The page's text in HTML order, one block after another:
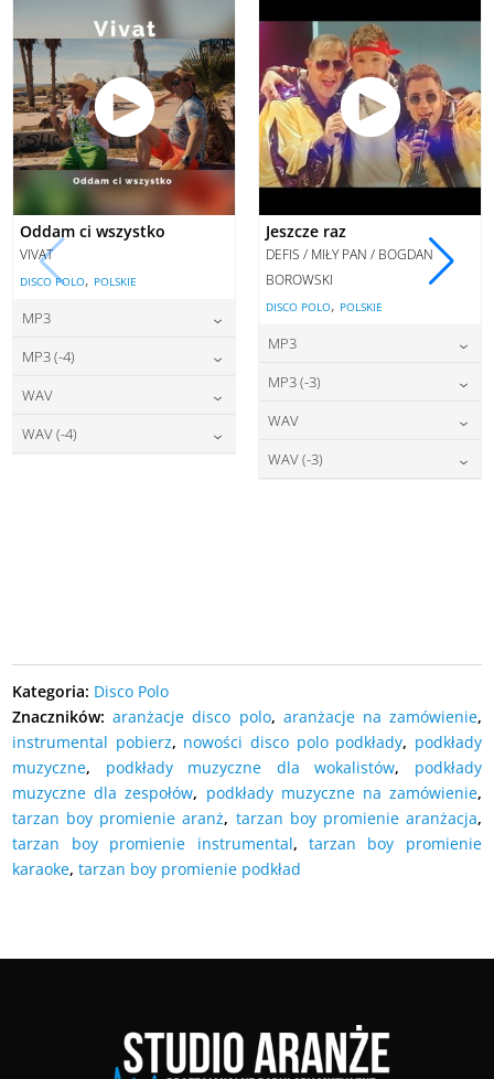
Oddam ci wszystko
VIVAT
DISCO POLO, POLSKIE
MP3
cena:
DODAJ DO KOSZYKA
MP3 (-4)
DODAJ DO KOSZYKA
WAV
cena:
WAV (-4)
Jeszcze raz
DEFIS / MIŁY PAN / BOGDAN
BOROWSKI
DISCO POLO, POLSKIE
MP3
cena:
DODAJ DO KOSZYKA
MP3 (-3)
DODAJ DO KOSZYKA
WAV
cena:
WAV (-3)
Kategoria: Disco Polo
Znaczników:aranżacje disco polo, aranżacje na zamówienie,
instrumental pobierz, nowości disco polo podkłady, podkłady
muzyczne, podkłady muzyczne dla wokalistów, podkłady
muzyczne dla zespołów, podkłady muzyczne na zamówienie,
tarzan boy promienie aranż, tarzan boy promienie aranżacja,
tarzan boy promienie instrumental, tarzan boy promienie
karaoke,tarzan boy promienie podkład